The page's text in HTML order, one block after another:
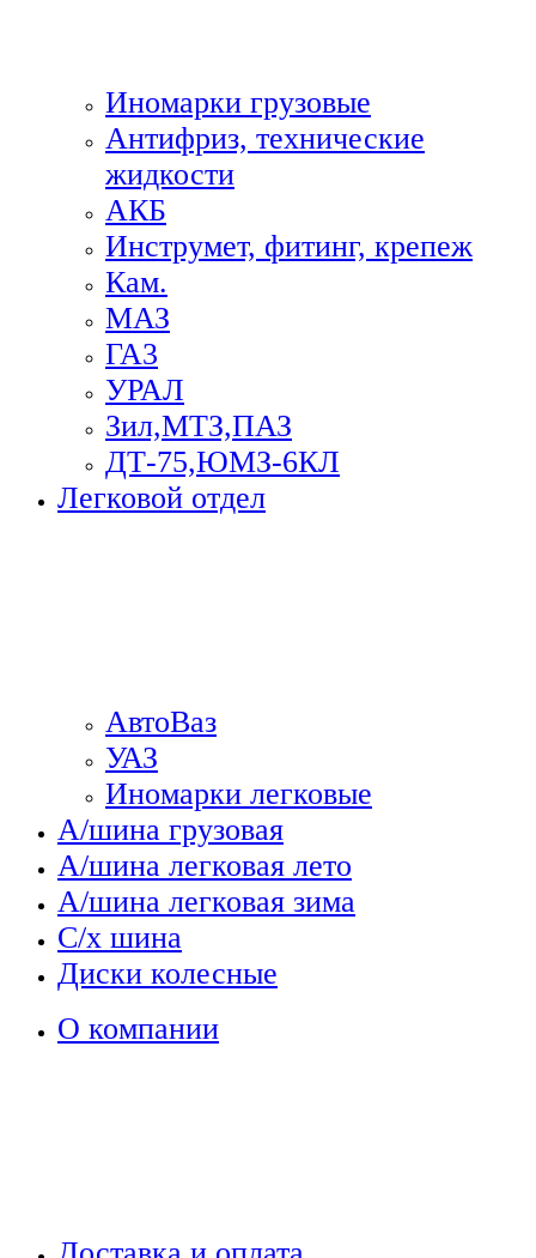
Иномарки грузовые
Антифриз, технические
жидкости
АКБ
Инструмет, фитинг, крепеж
Кам.
МАЗ
ГА3
УРАЛ
Зил,МТЗ,ПАЗ
ДТ-75,ЮМЗ-6КЛ
Легковой отдел
АвтоВаз
УАЗ
Иномарки легковые
А/шина грузовая
А/шина легковая лето
А/шина легковая зима
С/х шина
Диски колесные
О компании